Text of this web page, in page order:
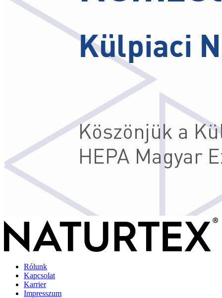
Rólunk
Kapcsolat
Karrier
Impresszum